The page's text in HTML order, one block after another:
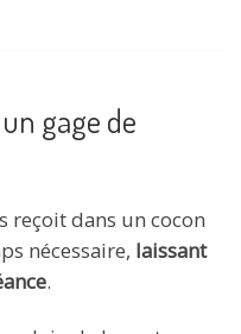
gage de
reçoit dans un cocon
nécessaire, laissant
.